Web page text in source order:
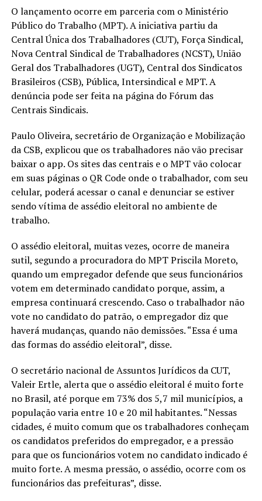
O lançamento ocorre em parceria com o Ministério
Público do Trabalho (MPT). A iniciativa partiu da
Central Única dos Trabalhadores (CUT), Força Sindical,
Nova Central Sindical de Trabalhadores (NCST), União
Geral dos Trabalhadores (UGT), Central dos Sindicatos
Brasileiros (CSB), Pública, Intersindical e MPT. A
denúncia pode ser feita na página do Fórum das
Centrais Sindicais.
Paulo Oliveira, secretário de Organização e Mobilização
da CSB, explicou que os trabalhadores não vão precisar
baixar o app. Os sites das centrais e o MPT vão colocar
em suas páginas o QR Code onde o trabalhador, com seu
celular, poderá acessar o canal e denunciar se estiver
sendo vítima de assédio eleitoral no ambiente de
trabalho.
O assédio eleitoral, muitas vezes, ocorre de maneira
sutil, segundo a procuradora do MPT Priscila Moreto,
quando um empregador defende que seus funcionários
votem em determinado candidato porque, assim, a
empresa continuará crescendo. Caso o trabalhador não
vote no candidato do patrão, o empregador diz que
haverá mudanças, quando não demissões. “Essa é uma
das formas do assédio eleitoral”, disse.
O secretário nacional de Assuntos Jurídicos da CUT,
Valeir Ertle, alerta que o assédio eleitoral é muito forte
no Brasil, até porque em 73% dos 5,7 mil municípios, a
população varia entre 10 e 20 mil habitantes. “Nessas
cidades, é muito comum que os trabalhadores conheçam
os candidatos preferidos do empregador, e a pressão
para que os funcionários votem no candidato indicado é
muito forte. A mesma pressão, o assédio, ocorre com os
funcionários das prefeituras”, disse.